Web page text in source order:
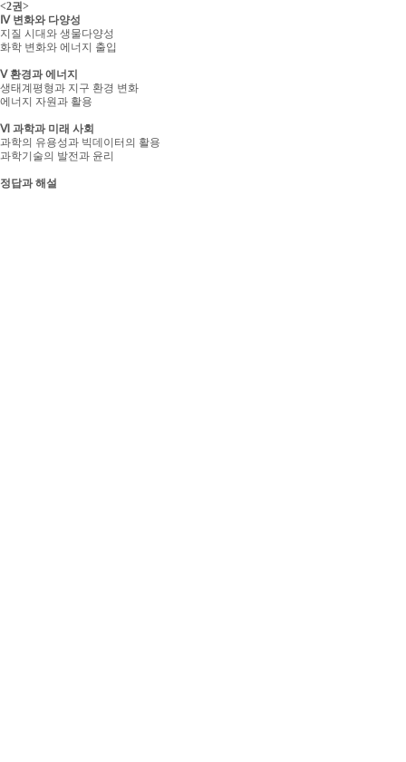
<2권>
Ⅳ 변화와 다양성
지질 시대와 생물다양성
화학 변화와 에너지 출입
Ⅴ 환경과 에너지
생태계평형과 지구 환경 변화
에너지 자원과 활용
Ⅵ 과학과 미래 사회
과학의 유용성과 빅데이터의 활용
과학기술의 발전과 윤리
정답과 해설